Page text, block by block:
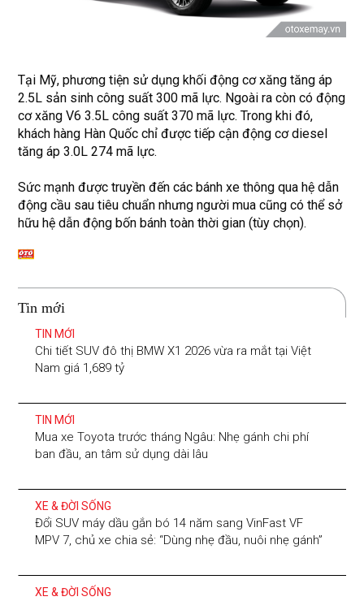
Tại Mỹ, phương tiện sử dụng khối động cơ xăng tăng áp
2.5L sản sinh công suất 300 mã lực. Ngoài ra còn có động
cơ xăng V6 3.5L công suất 370 mã lực. Trong khi đó,
khách hàng Hàn Quốc chỉ được tiếp cận động cơ diesel
tăng áp 3.0L 274 mã lực.
Sức mạnh được truyền đến các bánh xe thông qua hệ dẫn
động cầu sau tiêu chuẩn nhưng người mua cũng có thể sở
hữu hệ dẫn động bốn bánh toàn thời gian (tùy chọn).
Tin mới
TIN MỚI
Chi tiết SUV đô thị BMW X1 2026 vừa ra mắt tại Việt
Nam giá 1,689 tỷ
TIN MỚI
Mua xe Toyota trước tháng Ngâu: Nhẹ gánh chi phí
ban đầu, an tâm sử dụng dài lâu
XE & ĐỜI SỐNG
Đổi SUV máy dầu gắn bó 14 năm sang VinFast VF
MPV 7, chủ xe chia sẻ: “Dùng nhẹ đầu, nuôi nhẹ gánh”
XE & ĐỜI SỐNG